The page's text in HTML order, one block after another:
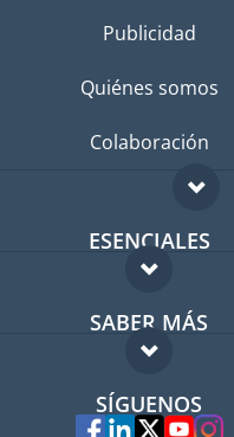
Publicidad
Quiénes somos
Colaboración
ESENCIALES
Foro para expatriados
Guía para expatriados
Trabajos en el
SABER MÁS
FAQ
Expertos
SÍGUENOS